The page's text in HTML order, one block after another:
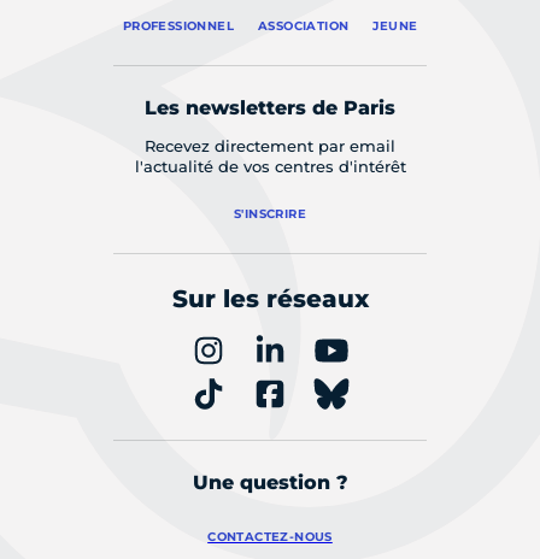
PROFESSIONNEL ASSOCIATION JEUNE
Les newsletters de Paris
Recevez directement par email
l'actualité de vos centres d'intérêt
S'INSCRIRE
Sur les réseaux
Une question ?
CONTACTEZ-NOUS